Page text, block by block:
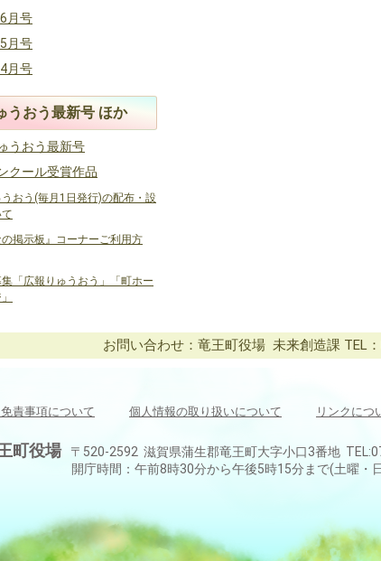
月号
月号
月号
うおう最新号 ほか
うおう最新号
クール受賞作品
おう(毎月1日発行)の配布・設
の掲示板』コーナーご利用方
「広報りゅうおう」「町ホー
お問い合わせ：竜王町役場 未来創造課 TEL
責事項について 個人情報の取り扱いについて リンクにつ
町役場
〒520-2592 滋賀県蒲生郡竜王町大字小口3番地
開庁時間：午前8時30分から午後5時15分まで(土曜・